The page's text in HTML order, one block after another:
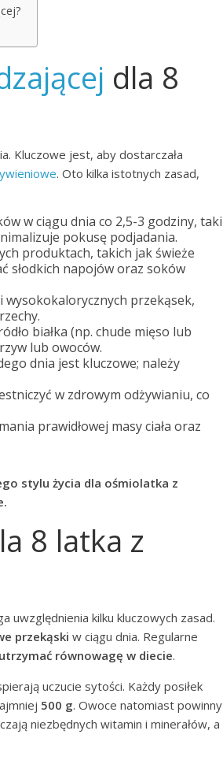
dla 8
Kluczowe jest, aby dostarczała
. Oto kilka istotnych zasad,
w ciągu dnia co 2,5-3 godziny, taki
pokusę podjadania.
produktach, takich jak świeże
słodkich napojów oraz soków
wysokokalorycznych przekąsek,
białka (np. chude mięso lub
lub owoców.
dnia jest kluczowe; należy
w zdrowym odżywianiu, co
prawidłowej masy ciała oraz
stylu życia dla ośmiolatka z
8 latka z
uwzględnienia kilku kluczowych zasad.
przekąski w ciągu dnia. Regularne
utrzymać równowagę w diecie.
uczucie sytości. Każdy posiłek
500 g. Owoce natomiast powinny
niezbędnych witamin i minerałów, a